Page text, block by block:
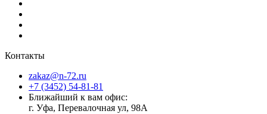
Контакты
zakaz@n-72.ru
+7 (3452) 54-81-81
Ближайший к вам офис:
г. Уфа, Перевалочная ул, 98А